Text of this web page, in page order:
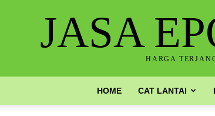
JASA
HARGA
HOME CAT LANTAI